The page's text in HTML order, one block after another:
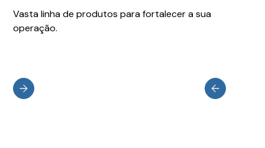
Vasta linha de produtos para fortalecer a sua
operação.